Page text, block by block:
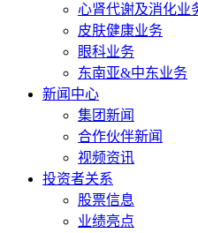
心肾代谢及消化业
皮肤健康业务
眼科业务
东南亚&中东业务
新闻中心
集团新闻
合作伙伴新闻
视频资讯
投资者关系
股票信息
业绩亮点